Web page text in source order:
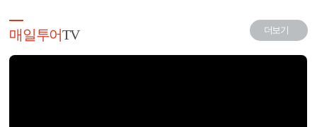
매일투어TV 더보기